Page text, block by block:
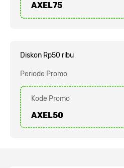
AXEL75
Diskon Rp50 ribu
Periode Promo
Kode Promo
AXEL50